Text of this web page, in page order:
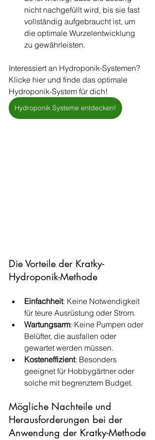
nicht nachgefüllt wird, bis sie fast
vollständig aufgebraucht ist, um
die optimale Wurzelentwicklung
zu gewährleisten.
Interessiert an Hydroponik-Systemen?
Klicke hier und finde das optimale
Hydroponik-System für dich!
Hydroponik Systeme entdecken!
Die Vorteile der Kratky-
Hydroponik-Methode
Einfachheit: Keine Notwendigkeit
für teure Ausrüstung oder Strom.
Wartungsarm: Keine Pumpen oder
Belüfter, die ausfallen oder
gewartet werden müssen.
Kosteneffizient: Besonders
geeignet für Hobbygärtner oder
solche mit begrenztem Budget.
Mögliche Nachteile und
Herausforderungen bei der
Anwendung der Kratky-Methode